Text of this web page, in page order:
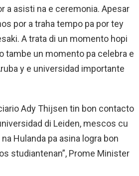
a asisti na e ceremonia. Apesar
por a traha tempo pa por tey
A trata di un momento hopi
tambe un momento pa celebra e
y e universidad importante
Ady Thijsen tin bon contacto
di Leiden, mescos cu
Hulanda pa asina logra bon
studiantenan”, Prome Minister